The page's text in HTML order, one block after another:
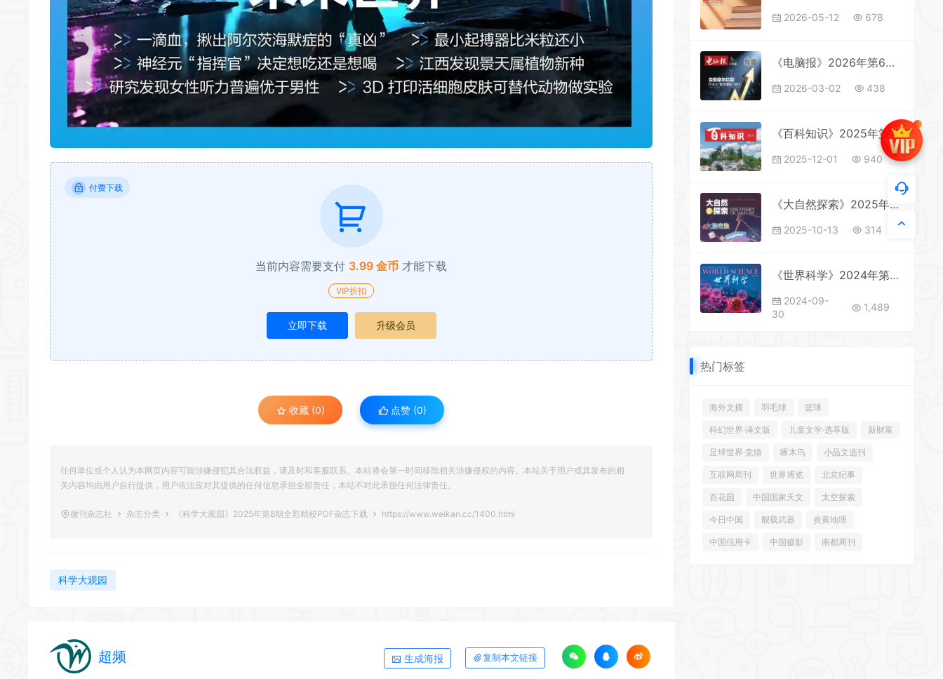
付费下载
当前内容需要支付 3.99 金币 才能下载
VIP折扣
立即下载 升级会员
收藏 (0) 点赞 (0)
任何单位或个人认为本网页内容可能涉嫌侵犯其合法权益，请及时和客服联系。本站将会第一时间移除相关涉嫌侵权的内容。本站关于用户或其发布的相
关内容均由用户自行提供，用户依法应对其提供的任何信息承担全部责任，本站不对此承担任何法律责任。
微刊杂志社 杂志分类 《科学大观园》2025年第8期全彩精校PDF杂志下载 https://www.weikan.cc/1400.html
科学大观园
超频 生成海报 复制本文链接
2026-05-12 678
《电脑报》2026年第6期全彩精校PDF杂志下载
2026-03-02 438
《百科知识》2025年第22期全彩精校PDF杂志下载
2025-12-01 940
《大自然探索》2025年第9期全彩精校PDF杂志下载
2025-10-13 314
《世界科学》2024年第9期全彩精校PDF杂志下载
2024-09-
30
1,489
热门标签
海外文摘 羽毛球 篮球
科幻世界·译文版 儿童文学·选萃版 新财富
足球世界·竞猜 啄木鸟 小品文选刊
互联网周刊 世界博览 北京纪事
百花园 中国国家天文 太空探索
今日中国 舰载武器 炎黄地理
中国信用卡 中国摄影 南都周刊